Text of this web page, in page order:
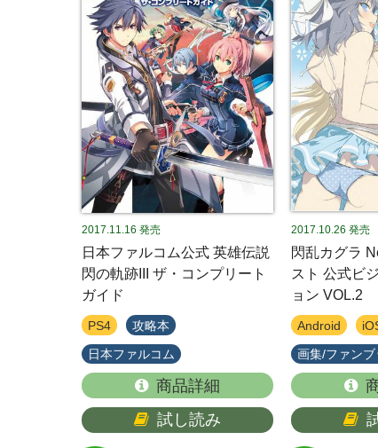
2017.11.16 発売
日本ファルコム公式 英雄伝説
閃の軌跡III ザ・コンプリート
ガイド
PS4 攻略本
日本ファルコム
商品詳細
試し読み
2017.10.26 発売
閃乱カグラ
スト 公式ビ
ョン VOL.2
Android
画集/ファンブ